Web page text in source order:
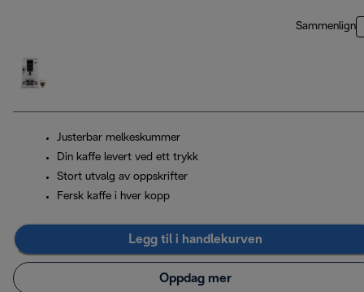
Sammenlign
Justerbar melkeskummer
Din kaffe levert ved ett trykk
Stort utvalg av oppskrifter
Fersk kaffe i hver kopp
Legg til i handlekurven
Oppdag mer